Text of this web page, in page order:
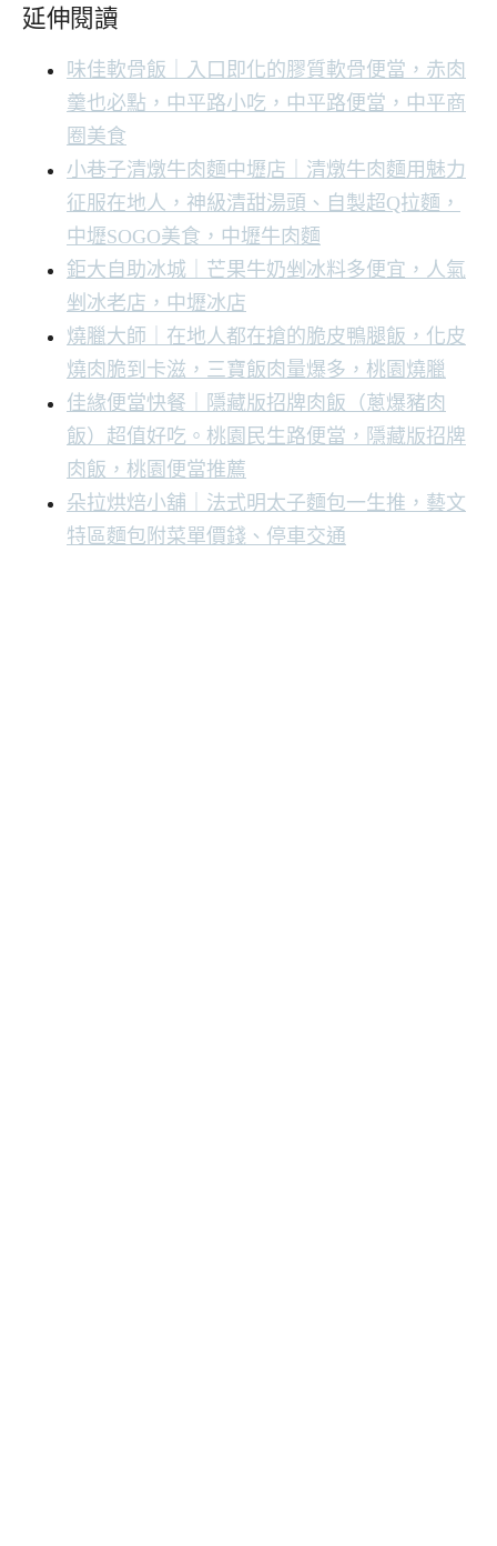
延伸閱讀
味佳軟骨飯｜入口即化的膠質軟骨便當，赤肉
羹也必點，中平路小吃，中平路便當，中平商
圈美食
小巷子清燉牛肉麵中壢店｜清燉牛肉麵用魅力
征服在地人，神級清甜湯頭、自製超Q拉麵，
中壢SOGO美食，中壢牛肉麵
鉅大自助冰城｜芒果牛奶剉冰料多便宜，人氣
剉冰老店，中壢冰店
燒臘大師｜在地人都在搶的脆皮鴨腿飯，化皮
燒肉脆到卡滋，三寶飯肉量爆多，桃園燒臘
佳緣便當快餐｜隱藏版招牌肉飯（蔥爆豬肉
飯）超值好吃。桃園民生路便當，隱藏版招牌
肉飯，桃園便當推薦
朵拉烘焙小舖｜法式明太子麵包一生推，藝文
特區麵包附菜單價錢、停車交通